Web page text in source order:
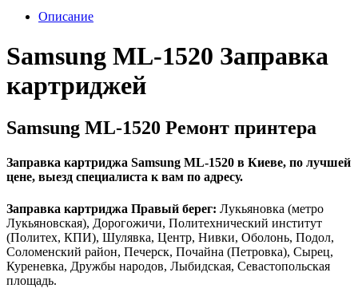
Описание
Samsung ML-1520 Заправка
картриджей
Samsung ML-1520 Ремонт принтера
Заправка картриджа Samsung ML-1520 в Киеве, по лучшей
цене, выезд специалиста к вам по адресу.
Заправка картриджа Правый берег: Лукьяновка (метро
Лукьяновская), Дорогожичи, Политехнический институт
(Политех, КПИ), Шулявка, Центр, Нивки, Оболонь, Подол,
Соломенский район, Печерск, Почайна (Петровка), Сырец,
Куреневка, Дружбы народов, Лыбидская, Севастопольская
площадь.